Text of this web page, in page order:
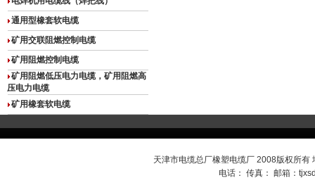
通用型橡套软电缆
矿用交联阻燃控制电缆
矿用阻燃控制电缆
矿用阻燃低压电力电缆，矿用阻燃高
压电力电缆
矿用橡套软电缆
天津市电缆总厂橡塑电缆厂 2008版权所有
电话： 传真： 邮箱：